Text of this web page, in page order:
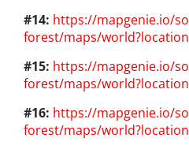
#14: https://mapgenie.io/
forest/maps/
#15: https://mapgenie.io/
forest/maps/
#16: https://mapgenie.io/
forest/maps/